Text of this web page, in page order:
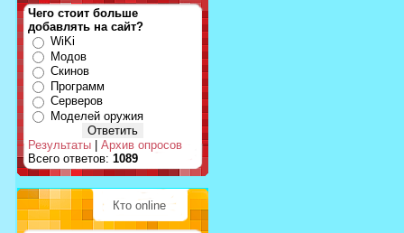
Чего стоит больше
добавлять на сайт?
WiKi
Модов
Скинов
Программ
Серверов
Моделей оружия
Результаты
Архив опросов
Всего ответов: 1089
Кто online